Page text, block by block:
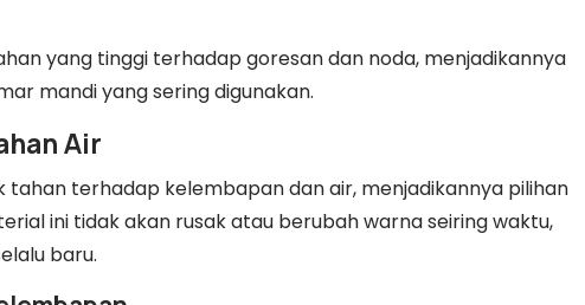
yang tinggi terhadap goresan dan noda, menjadikannya
mandi yang sering digunakan.
Air
tahan terhadap kelembapan dan air, menjadikannya pilihan
ini tidak akan rusak atau berubah warna seiring waktu,
baru.